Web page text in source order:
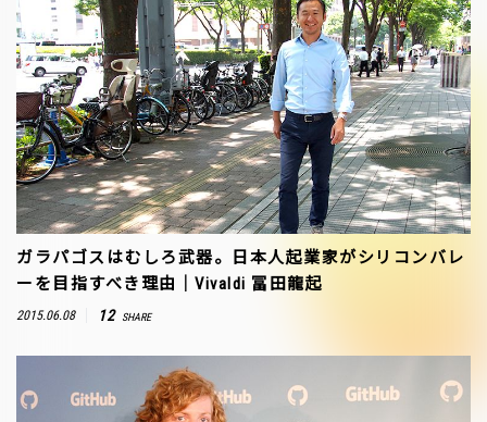
ガラパゴスはむしろ武器。日本人起業家がシリコンバレ
ーを目指すべき理由｜Vivaldi 冨田龍起
2015.06.08 12 SHARE